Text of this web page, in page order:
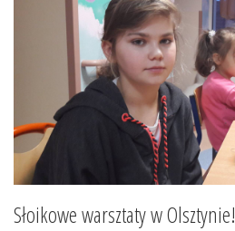
Słoikowe warsztaty w Olsztynie!